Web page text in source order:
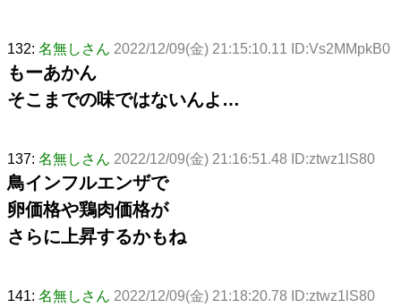
132: 名無しさん 2022/12/09(金) 21:15:10.11 ID:Vs2MMpkB0
もーあかん
そこまでの味ではないんよ…
137: 名無しさん 2022/12/09(金) 21:16:51.48 ID:ztwz1lS80
鳥インフルエンザで
卵価格や鶏肉価格が
さらに上昇するかもね
141: 名無しさん 2022/12/09(金) 21:18:20.78 ID:ztwz1lS80